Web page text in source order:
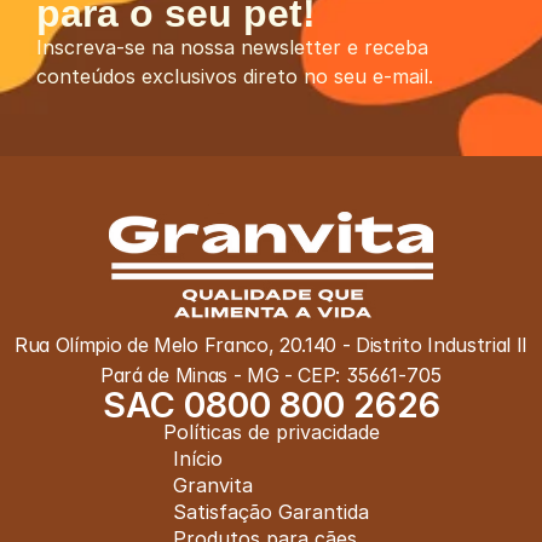
para o seu pet!
Inscreva-se na nossa newsletter e receba
conteúdos exclusivos direto no seu e-mail.
Rua Olímpio de Melo Franco, 20.140 - Distrito Industrial II
Pará de Minas - MG - CEP: 35661-705
SAC 0800 800 2626
Políticas de privacidade
Início
Granvita
Satisfação Garantida